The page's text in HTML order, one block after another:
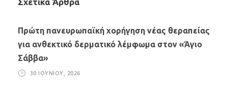
Σχετικά Άρθρα
Πρώτη πανευρωπαϊκή χορήγηση νέας θεραπείας
για ανθεκτικό δερματικό λέμφωμα στον «Άγιο
Σάββα»
30 ΙΟΥΝΊΟΥ, 2026